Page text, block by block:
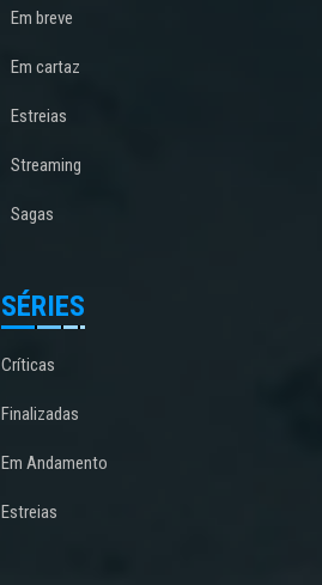
Em breve
Em cartaz
Estreias
Streaming
Sagas
SÉRIES
Críticas
Finalizadas
Em Andamento
Estreias